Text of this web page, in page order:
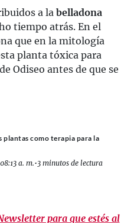
a la belladona
tiempo atrás. En el
que en la mitología
planta tóxica para
Odiseo antes de que se
plantas como terapia para la
a. m.•3 minutos de lectura
para que estés al